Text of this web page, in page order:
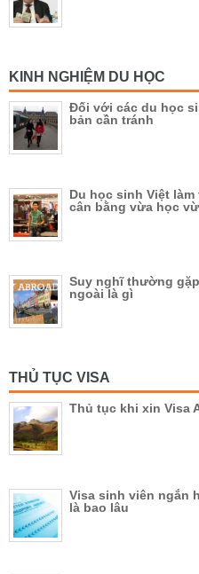
KINH NGHIỆM DU HỌC
Đối với các du học
bản cần tránh
Du học sinh Việt
cân bằng vừa học
Suy nghĩ thường
ngoài là gì
THỦ TỤC VISA
Thủ tục khi xin Visa
Visa sinh viên ngắn
là bao lâu